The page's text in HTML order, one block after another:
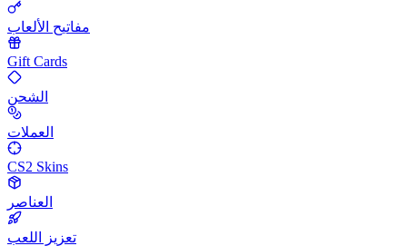
مفاتيح الألعاب
Gift Cards
الشحن
العملات
CS2 Skins
العناصر
تعزيز اللعب